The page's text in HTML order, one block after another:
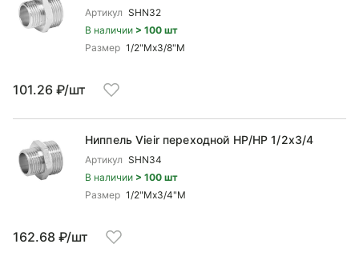
Артикул SHN32
В наличии > 100 шт
Размер 1/2"Mx3/8"М
101.26 ₽/шт
Ниппель Vieir переходной НР/НР 1/2x3/4
Артикул SHN34
В наличии > 100 шт
Размер 1/2"Mx3/4"М
162.68 ₽/шт